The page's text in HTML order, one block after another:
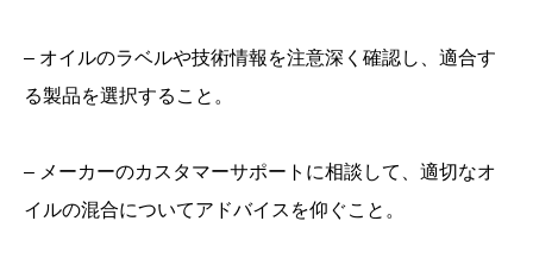
– オイルのラベルや技術情報を注意深く確認し、適合す
る製品を選択すること。
– メーカーのカスタマーサポートに相談して、適切なオ
イルの混合についてアドバイスを仰ぐこと。